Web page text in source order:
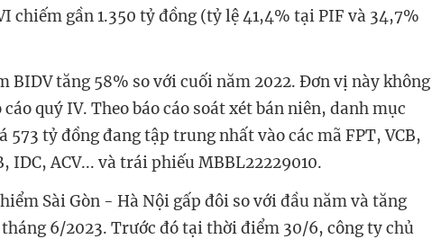
chiếm gần 1.350 tỷ đồng (tỷ lệ 41,4% tại PIF và 34,7%
BIDV tăng 58% so với cuối năm 2022. Đơn vị này không
quý IV. Theo báo cáo soát xét bán niên, danh mục
tỷ đồng đang tập trung nhất vào các mã FPT, VCB,
IDC, ACV... và trái phiếu MBBL22229010.
Sài Gòn - Hà Nội gấp đôi so với đầu năm và tăng
6/2023. Trước đó tại thời điểm 30/6, công ty chủ